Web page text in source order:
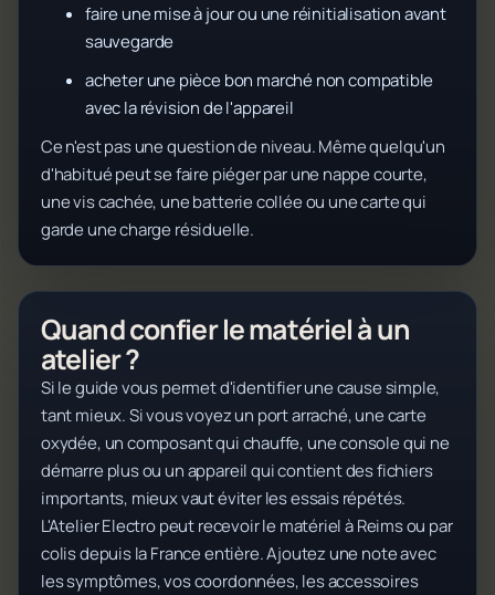
faire une mise à jour ou une réinitialisation avant
sauvegarde
acheter une pièce bon marché non compatible
avec la révision de l'appareil
Ce n'est pas une question de niveau. Même quelqu'un
d'habitué peut se faire piéger par une nappe courte,
une vis cachée, une batterie collée ou une carte qui
garde une charge résiduelle.
Quand confier le matériel à un
atelier ?
Si le guide vous permet d'identifier une cause simple,
tant mieux. Si vous voyez un port arraché, une carte
oxydée, un composant qui chauffe, une console qui ne
démarre plus ou un appareil qui contient des fichiers
importants, mieux vaut éviter les essais répétés.
L'Atelier Electro peut recevoir le matériel à Reims ou par
colis depuis la France entière. Ajoutez une note avec
les symptômes, vos coordonnées, les accessoires